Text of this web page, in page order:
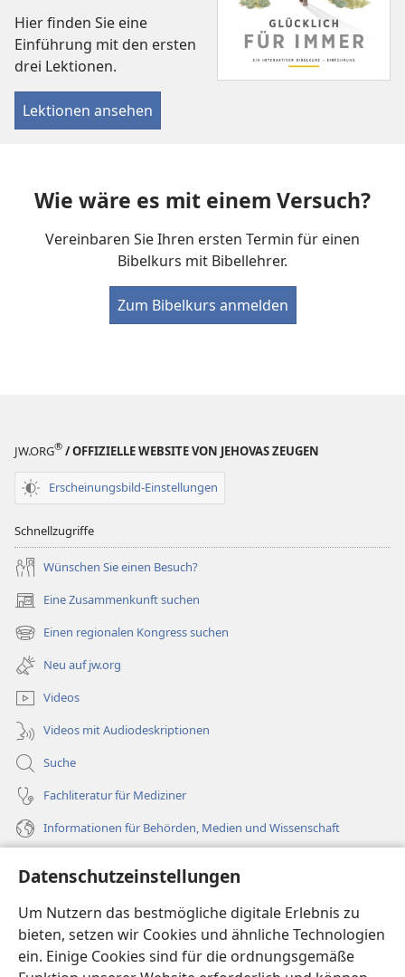
Datenschutzeinstellungen
Um Nutzern das bestmögliche digitale Erlebnis zu
bieten, setzen wir Cookies und ähnliche Technologien
ein. Einige Cookies sind für die ordnungsgemäße
Hier finden Sie eine
Einführung mit den ersten
drei Lektionen.
Lektionen ansehen
Wie wäre es mit einem Versuch?
Vereinbaren Sie Ihren ersten Termin für einen
Bibelkurs mit Bibellehrer.
Zum Bibelkurs anmelden
JW.ORG® / OFFIZIELLE WEBSITE VON JEHOVAS ZEUGEN
Erscheinungsbild-Einstellungen
Schnellzugriffe
Wünschen Sie einen Besuch?
Eine Zusammenkunft suchen
(öffnet
neues
Fenster)
Einen regionalen Kongress suchen
(öffnet
neues
Fenster)
Neu auf jw.org
Videos
Videos mit Audiodeskriptionen
Suche
Fachliteratur für Mediziner
Informationen für Behörden, Medien und Wissenschaft
Spenden
(öffnet
neues
Fenster)Wachtturm ONLINE-BIBLIOTHEK
(öffnet